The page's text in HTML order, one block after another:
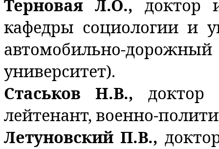
Терновая Л.О., доктор
кафедры социологии и
автомобильно-дорожный
университет).
Стаськов Н.В., доктор
лейтенант, военно-
Летуновский П.В.,